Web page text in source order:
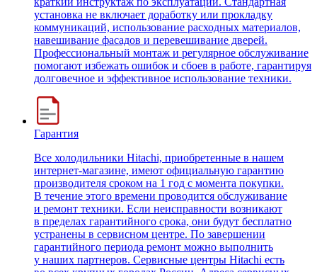
установка не включает доработку или прокладку
коммуникаций, использование расходных материалов,
навешивание фасадов и перевешивание дверей.
Профессиональный монтаж и регулярное обслуживание
помогают избежать ошибок и сбоев в работе, гарантируя
долговечное и эффективное использование техники.
Гарантия
Все холодильники Hitachi, приобретенные в нашем
интернет-магазине, имеют официальную гарантию
производителя сроком на 1 год с момента покупки.
В течение этого времени проводится обслуживание
и ремонт техники. Если неисправности возникают
в пределах гарантийного срока, они будут бесплатно
устранены в сервисном центре. По завершении
гарантийного периода ремонт можно выполнить
у наших партнеров. Сервисные центры Hitachi есть